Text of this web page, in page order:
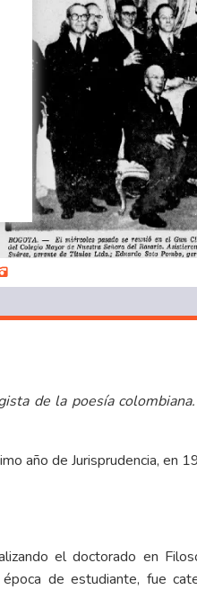
de la poesía
año de Jurisprudencia, en
el doctorado en
de estudiante, fue